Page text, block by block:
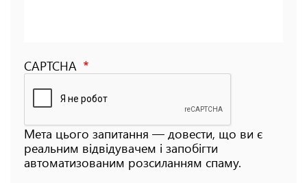
CAPTCHA
Мета цього запитання — довести, що ви є
реальним відвідувачем і запобігти
автоматизованим розсиланням спаму.